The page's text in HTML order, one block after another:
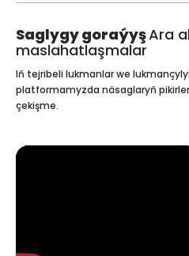
Saglygy goraýyşAra
maslahatlaşmalar
Iň tejribeli lukmanlar we
platformamyzda näsaglaryň
çekişme.